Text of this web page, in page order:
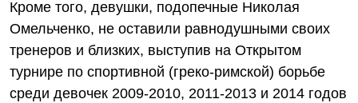
Кроме того, девушки, подопечные Николая
Омельченко, не оставили равнодушными своих
тренеров и близких, выступив на Открытом
турнире по спортивной (греко-римской) борьбе
среди девочек 2009-2010, 2011-2013 и 2014 годов